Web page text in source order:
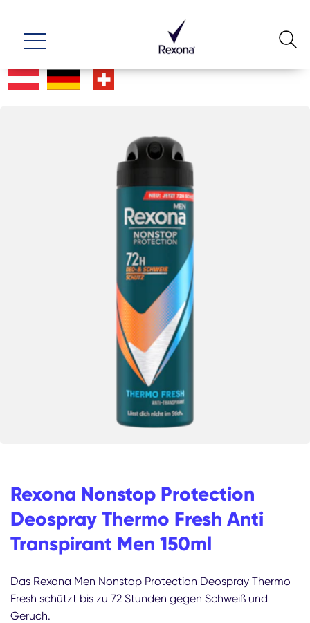
Rexona Nonstop Protection
Deospray Thermo Fresh Anti
Transpirant Men 150ml
Das Rexona Men Nonstop Protection Deospray Thermo
Fresh schützt bis zu 72 Stunden gegen Schweiß und
Geruch.